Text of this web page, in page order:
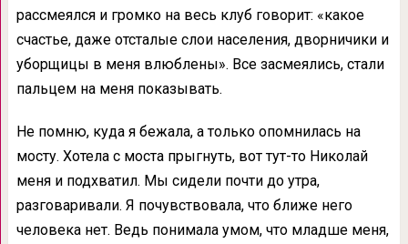
рассмеялся и громко на весь клуб говорит: «какое
счастье, даже отсталые слои населения, дворничики и
уборщицы в меня влюблены». Все засмеялись, стали
пальцем на меня показывать.
Не помню, куда я бежала, а только опомнилась на
мосту. Хотела с моста прыгнуть, вот тут-то Николай
меня и подхватил. Мы сидели почти до утра,
разговаривали. Я почувствовала, что ближе него
человека нет. Ведь понимала умом, что младше меня,